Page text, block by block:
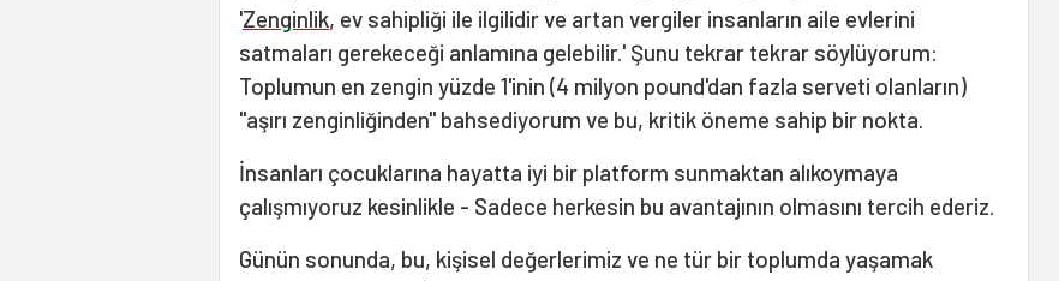
'Zenginlik, ev sahipliği ile ilgilidir ve artan vergiler insanların aile evlerini
satmaları gerekeceği anlamına gelebilir.' Şunu tekrar tekrar söylüyorum:
Toplumun en zengin yüzde 1'inin (4 milyon pound'dan fazla serveti olanların)
"aşırı zenginliğinden" bahsediyorum ve bu, kritik öneme sahip bir nokta.
İnsanları çocuklarına hayatta iyi bir platform sunmaktan alıkoymaya
çalışmıyoruz kesinlikle - Sadece herkesin bu avantajının olmasını tercih ederiz.
Günün sonunda, bu, kişisel değerlerimiz ve ne tür bir toplumda yaşamak